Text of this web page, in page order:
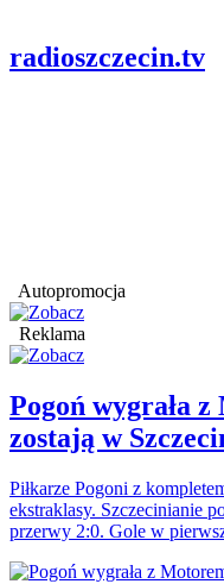
radioszczecin.tv
Autopromocja
Reklama
Pogoń wygrała
zostają w
Piłkarze Pogoni z
ekstraklasy. Szczecinianie
przerwy 2:0. Gole w